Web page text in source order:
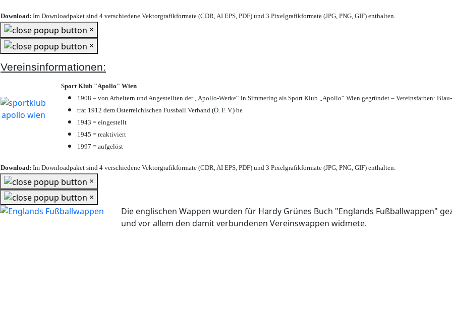
Download: Im Downloadpaket sind 4 verschiedene Vektorgrafikformate (CDR, AI EPS, PDF) und 3 Pixelgrafikformate (JPG, PNG, GIF) enthalten.
×
×
Vereinsinformationen:
Sport Klub "Apollo" Wien
1908 – von Arbeitern und Angestellten der „Apollo-Werke“ in Simmering als Sport Klub „Apollo“ Wien gegründet – Vereinsfarben:
trat 1912 dem Österreichischen Fussball Verband (Ö. F. V.) be
1943 = eingestellt
1945 = reaktiviert
1997 = aufgelöst
Download: Im Downloadpaket sind 4 verschiedene Vektorgrafikformate (CDR, AI EPS, PDF) und 3 Pixelgrafikformate (JPG, PNG, GIF) enthalten.
×
×
Die englischen Wappen wurden für Hardy Grünes Buch "Englands Fußballwappen"
und vor allem den damit verbundenen Vereinswappen widmete.